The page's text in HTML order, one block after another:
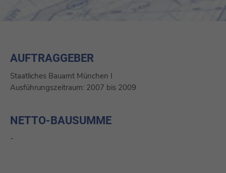
AUFTRAGGEBER
Staatliches Bauamt München I
Ausführungszeitraum: 2007 bis 2009
NETTO-BAUSUMME
-